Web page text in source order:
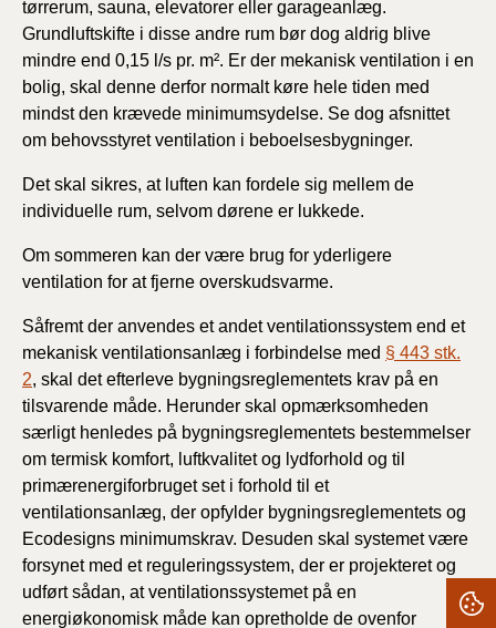
tørrerum, sauna, elevatorer eller garageanlæg.
Grundluftskifte i disse andre rum bør dog aldrig blive
mindre end 0,15 l/s pr. m². Er der mekanisk ventilation i en
bolig, skal denne derfor normalt køre hele tiden med
mindst den krævede minimumsydelse. Se dog afsnittet
om behovsstyret ventilation i beboelsesbygninger.
Det skal sikres, at luften kan fordele sig mellem de
individuelle rum, selvom dørene er lukkede.
Om sommeren kan der være brug for yderligere
ventilation for at fjerne overskudsvarme.
Såfremt der anvendes et andet ventilationssystem end et
mekanisk ventilationsanlæg i forbindelse med § 443 stk.
2, skal det efterleve bygningsreglementets krav på en
tilsvarende måde. Herunder skal opmærksomheden
særligt henledes på bygningsreglementets bestemmelser
om termisk komfort, luftkvalitet og lydforhold og til
primærenergiforbruget set i forhold til et
ventilationsanlæg, der opfylder bygningsreglementets og
Ecodesigns minimumskrav. Desuden skal systemet være
forsynet med et reguleringssystem, der er projekteret og
udført sådan, at ventilationssystemet på en
energiøkonomisk måde kan opretholde de ovenfor